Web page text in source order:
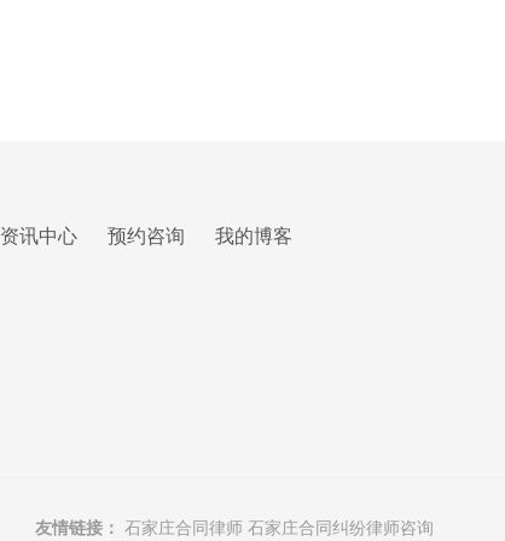
资讯中心 预约咨询 我的博客
友情链接： 石家庄合同律师 石家庄合同纠纷律师咨询